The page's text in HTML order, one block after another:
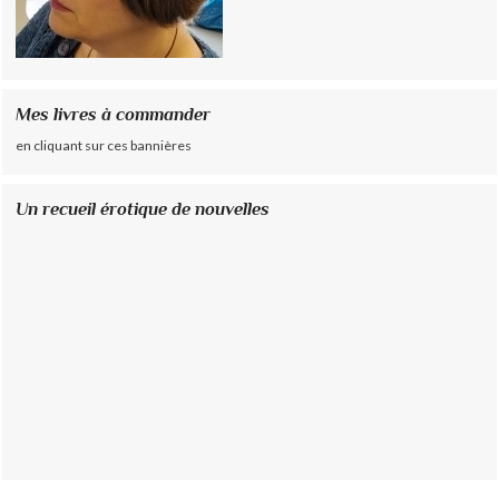
Mes livres à commander
en cliquant sur ces bannières
Un recueil érotique de nouvelles